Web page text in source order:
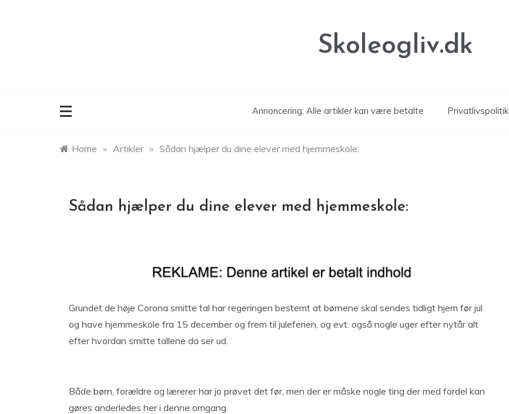
Skoleogliv.dk
Annoncering: Alle artikler kan være betalte Privatlivspolitik
Home » Artikler » Sådan hjælper du dine elever med hjemmeskole:
Sådan hjælper du dine elever med hjemmeskole:
Grundet de høje Corona smitte tal har regeringen bestemt at børnene skal sendes tidligt hjem før jul
og have hjemmeskole fra 15 december og frem til juleferien, og evt. også nogle uger efter nytår alt
efter hvordan smitte tallene da ser ud.
Både børn, forældre og lærerer har jo prøvet det før, men der er måske nogle ting der med fordel kan
gøres anderledes her i denne omgang.